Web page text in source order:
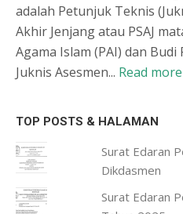
adalah Petunjuk Teknis
Akhir Jenjang atau PSAJ
Agama Islam (PAI) dan
Juknis Asesmen... Read more
TOP POSTS & HALAMAN
Surat Edaran
Dikdasmen
Surat Edaran